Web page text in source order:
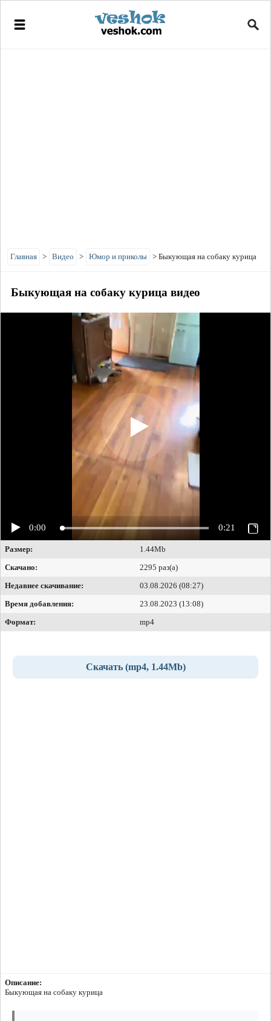
Главная > Видео > Юмор и приколы > Быкующая на собаку курица
Быкующая на собаку курица видео
0:00 0:21
Размер:
1.44Mb
Скачано:
2295 раз(а)
Недавнее скачивание:
03.08.2026 (08:27)
Время добавления:
23.08.2023 (13:08)
Формат:
mp4
Скачать (mp4, 1.44Mb)
Описание:
Быкующая на собаку курица